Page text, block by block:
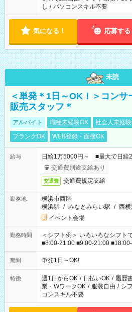
し / パソコンスキル不要
気になる！ 応募する
未読
＜単発＊1日～OK！＞コンサ
販売スタッフ＊
アルバイト 職種未経験OK 社会人未経
ブランクOK
WEB登録・面接OK
給与
日給1万5000円～ ■最大で日給2
交通費別途支給あり
交通費 交通費規定支給
勤務地
横浜市西区
横浜駅 / みなとみらい駅 / 西横
イベント会場
勤務時間
＜シフト例＞ いろいろなシフト
■8:00-21:00 ■9:00-21:00
期間 単発1日～OK!
特徴 週1日からOK / 日払いOK / 履歴
業・WワークOK / 服装自由 / シ
コンスキル不要